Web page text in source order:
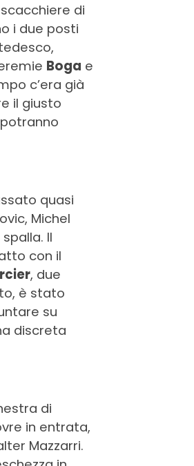
di
i due posti
Boga e
c’era già
il giusto
quasi
Michel
Il
con il
, due
è stato
su
discreta
di
in entrata,
Mazzarri.